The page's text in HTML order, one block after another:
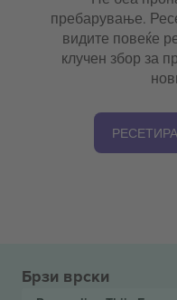
пребарување.
видите повеќе
клучен збор за
Брзи врски